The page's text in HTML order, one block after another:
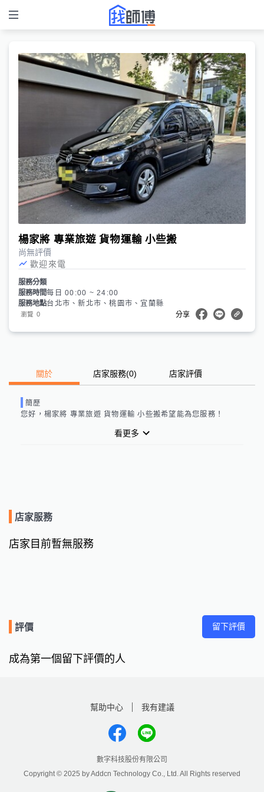
楊家將 專業旅遊 貨物運輸 小些搬
尚無評價
歡迎來電
服務分類
服務時間每日 00:00 ~ 24:00
服務地點台北市、新北市、桃園市、宜蘭縣
瀏覽 0 分享
關於 店家服務(0) 店家評價
簡歷
您好， 楊家將 專業旅遊 貨物運輸 小些搬希望能為您服務！
看更多
店家服務
店家目前暫無服務
評價 留下評價
成為第一個留下評價的人
幫助中心 我有建議
數字科技股份有限公司
Copyright © 2025 by Addcn Technology Co., Ltd. All Rights reserved